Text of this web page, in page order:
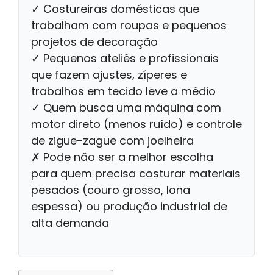
✓ Costureiras domésticas que
trabalham com roupas e pequenos
projetos de decoração
✓ Pequenos ateliês e profissionais
que fazem ajustes, zíperes e
trabalhos em tecido leve a médio
✓ Quem busca uma máquina com
motor direto (menos ruído) e controle
de zigue-zague com joelheira
✗ Pode não ser a melhor escolha
para quem precisa costurar materiais
pesados (couro grosso, lona
espessa) ou produção industrial de
alta demanda